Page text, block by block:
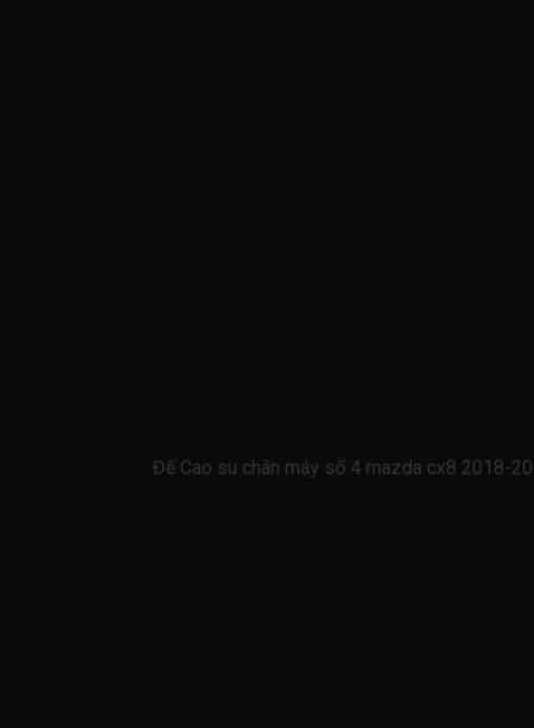
Đế Cao su chân máy số 4 mazda cx8 2018-